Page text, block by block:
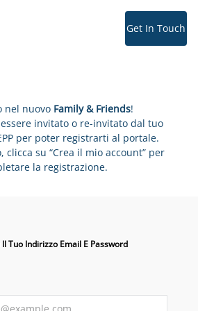
Get In Touch
nel nuovo Family & Friends!
invitato o re-invitato dal tuo
per poter registrarti al portale.
clicca su “Crea il mio account” per
la registrazione.
Tuo Indirizzo Email E Password